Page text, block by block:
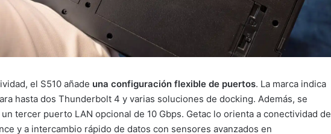
el S510 añade una configuración flexible de puertos. La marca indica
hasta dos Thunderbolt 4 y varias soluciones de docking. Además, se
tercer puerto LAN opcional de 10 Gbps. Getac lo orienta a conectividad de
y a intercambio rápido de datos con sensores avanzados en